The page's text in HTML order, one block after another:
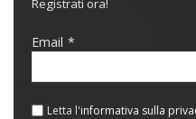
Registrati ora!
Email
Letta l'informativa sulla